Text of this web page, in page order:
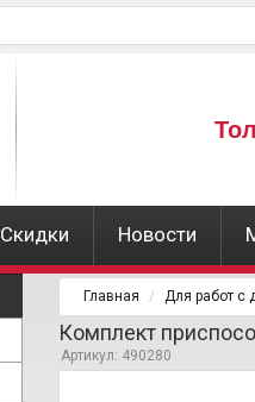
Скидки Новости
Главная Для работ с
Комплект
Артикул: 490280